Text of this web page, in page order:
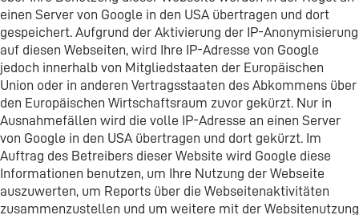
einen Server von Google in den USA übertragen und dort
gespeichert. Aufgrund der Aktivierung der IP-Anonymisierung
auf diesen Webseiten, wird Ihre IP-Adresse von Google
jedoch innerhalb von Mitgliedstaaten der Europäischen
Union oder in anderen Vertragsstaaten des Abkommens über
den Europäischen Wirtschaftsraum zuvor gekürzt. Nur in
Ausnahmefällen wird die volle IP-Adresse an einen Server
von Google in den USA übertragen und dort gekürzt. Im
Auftrag des Betreibers dieser Website wird Google diese
Informationen benutzen, um Ihre Nutzung der Webseite
auszuwerten, um Reports über die Webseitenaktivitäten
zusammenzustellen und um weitere mit der Websitenutzung